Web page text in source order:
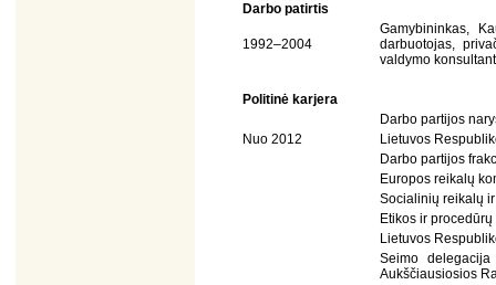
Darbo patirtis
1992–2004
Gamybininkas,
darbuotojas,
valdymo
Politinė karjera
Darbo partijos
Nuo 2012
Lietuvos
Darbo partijos
Europos reikalų
Socialinių reikalų
Etikos ir
Lietuvos
Seimo
Aukščiausiosios